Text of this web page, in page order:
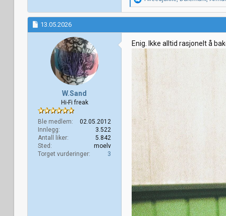
e
a
o
n
e
13.05.2026
W.Sand
Hi-Fi freak
Ble medlem
02.05.2012
Innlegg
3.522
Antall liker
5.842
Sted
moelv
Torget vurderinger
3
Enig. Ikke alltid rasjonelt å